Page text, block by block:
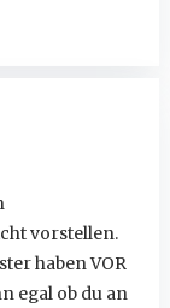
vorstellen.
haben VOR
egal ob du an